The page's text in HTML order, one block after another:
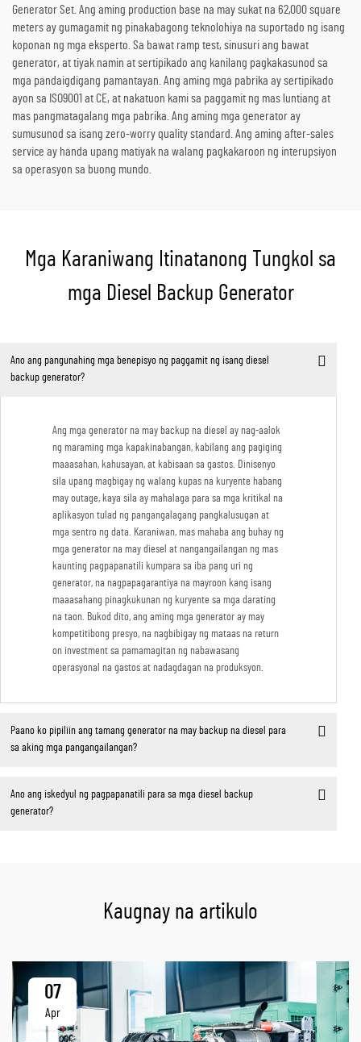
Generator Set. Ang aming production base na may sukat na 62,000 square
meters ay gumagamit ng pinakabagong teknolohiya na suportado ng isang
koponan ng mga eksperto. Sa bawat ramp test, sinusuri ang bawat
generator, at tiyak namin at sertipikado ang kanilang pagkakasunod sa
mga pandaigdigang pamantayan. Ang aming mga pabrika ay sertipikado
ayon sa ISO9001 at CE, at nakatuon kami sa paggamit ng mas luntiang at
mas pangmatagalang mga pabrika. Ang aming mga generator ay
sumusunod sa isang zero-worry quality standard. Ang aming after-sales
service ay handa upang matiyak na walang pagkakaroon ng interupsiyon
sa operasyon sa buong mundo.
Mga Karaniwang Itinatanong Tungkol sa
mga Diesel Backup Generator
Ano ang pangunahing mga benepisyo ng paggamit ng isang diesel
backup generator?
Ang mga generator na may backup na diesel ay nag-aalok
ng maraming mga kapakinabangan, kabilang ang pagiging
maaasahan, kahusayan, at kabisaan sa gastos. Dinisenyo
sila upang magbigay ng walang kupas na kuryente habang
may outage, kaya sila ay mahalaga para sa mga kritikal na
aplikasyon tulad ng pangangalagang pangkalusugan at
mga sentro ng data. Karaniwan, mas mahaba ang buhay ng
mga generator na may diesel at nangangailangan ng mas
kaunting pagpapanatili kumpara sa iba pang uri ng
generator, na nagpapagarantiya na mayroon kang isang
maaasahang pinagkukunan ng kuryente sa mga darating
na taon. Bukod dito, ang aming mga generator ay may
kompetitibong presyo, na nagbibigay ng mataas na return
on investment sa pamamagitan ng nabawasang
operasyonal na gastos at nadagdagan na produksyon.
Paano ko pipiliin ang tamang generator na may backup na diesel para
sa aking mga pangangailangan?
Ano ang iskedyul ng pagpapanatili para sa mga diesel backup
generator?
Kaugnay na artikulo
07
Apr